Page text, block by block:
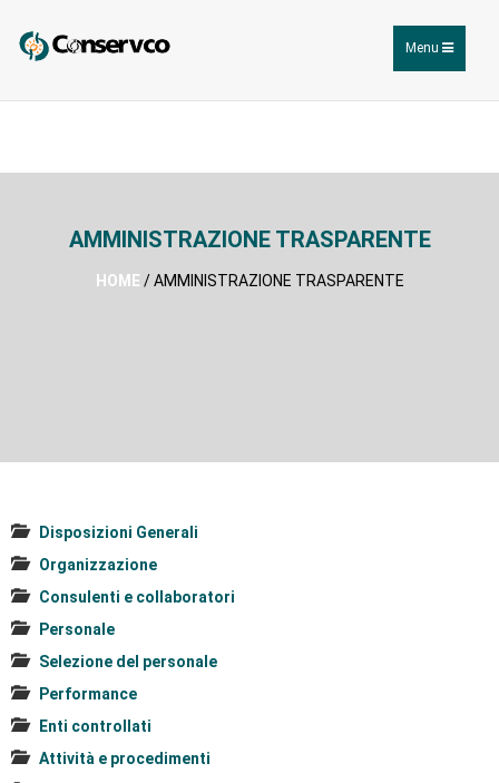
Toggle
navigation
Menu
AMMINISTRAZIONE TRASPARENTE
HOME / AMMINISTRAZIONE TRASPARENTE
Disposizioni Generali
Organizzazione
Consulenti e collaboratori
Personale
Selezione del personale
Performance
Enti controllati
Attività e procedimenti